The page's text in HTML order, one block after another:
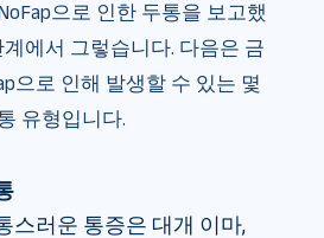
으로 인한 두통을 보고했
에서 그렇습니다. 다음은 금
으로 인해 발생할 수 있는 몇
유형입니다.
스러운 통증은 대개 이마,